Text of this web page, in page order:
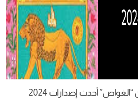
أحدث إصدارات 2024